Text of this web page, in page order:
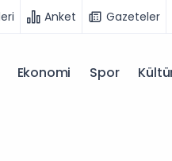
Anket Gazeteler
Ekonomi Spor